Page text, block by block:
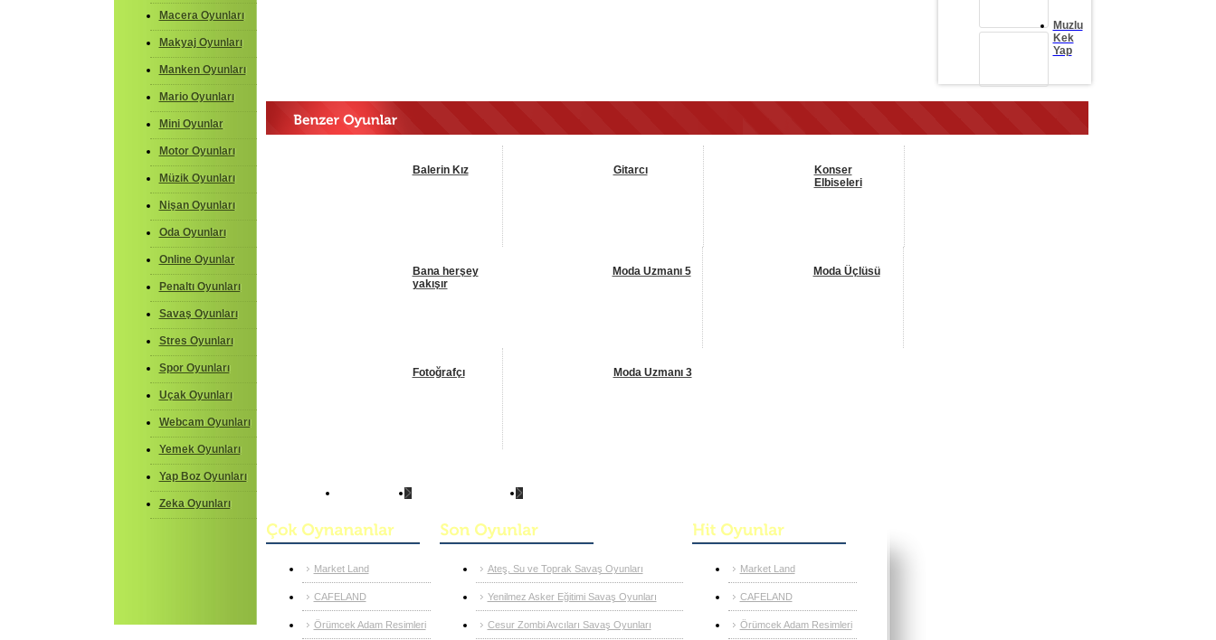
Macera Oyunları
Makyaj Oyunları
Manken Oyunları
Mario Oyunları
Mini Oyunlar
Motor Oyunları
Müzik Oyunları
Nişan Oyunları
Oda Oyunları
Online Oyunlar
Penaltı Oyunları
Savaş Oyunları
Stres Oyunları
Spor Oyunları
Uçak Oyunları
Webcam Oyunları
Yemek Oyunları
Yap Boz Oyunları
Zeka Oyunları
Muzlu
Kek
Yap
Balerin Kız Gitarcı
Konser
Elbiseleri
Bana herşey
yakışır
Moda Uzmanı 5 Moda Üçlüsü
Fotoğrafçı Moda Uzmanı 3
Market Land
CAFELAND
Örümcek Adam Resimleri
Ateş, Su ve Toprak Savaş Oyunları
Yenilmez Asker Eğitimi Savaş Oyunları
Cesur Zombi Avcıları Savaş Oyunları
Market Land
CAFELAND
Örümcek Adam Resimleri